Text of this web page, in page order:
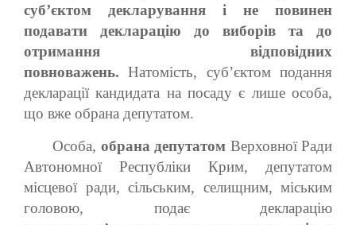
суб’єктом декларування і не повинен
подавати декларацію до виборів та до
отримання відповідних
повноважень. Натомість, суб’єктом подання
декларації кандидата на посаду є лише особа,
що вже обрана депутатом.
Особа, обрана депутатом Верховної Ради
Автономної Республіки Крим, депутатом
місцевої ради, сільським, селищним, міським
головою, подає декларацію